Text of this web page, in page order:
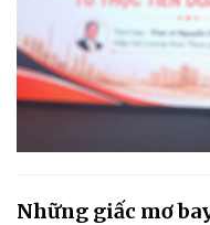
Những giấc mơ